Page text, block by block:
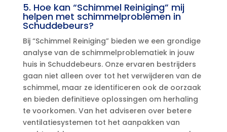
5.​ Hoe kan “Schimmel Reiniging” mij
helpen met schimmelproblemen in
Schuddebeurs?
Bij “Schimmel Reiniging” bieden we een grondige
analyse van de schimmelproblematiek in jouw
huis in Schuddebeurs.​ Onze ervaren bestrijders
gaan niet alleen over tot het verwijderen van de
schimmel, maar ze identificeren ook de oorzaak
en bieden definitieve oplossingen om herhaling
te voorkomen.​ Van het adviseren over betere
ventilatiesystemen tot het aanpakken van